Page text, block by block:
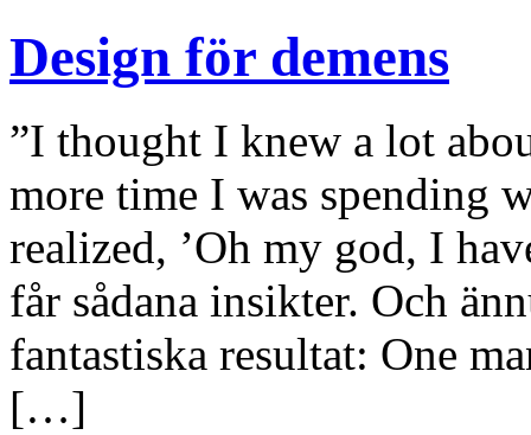
Design för demens
”I thought I knew a lot
more time I was spending
realized, ’Oh my god, I
får sådana insikter. Och
fantastiska resultat: One
[…]